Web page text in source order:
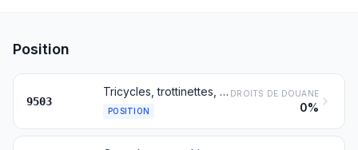
Position
9503
Tricycles, trottinettes, autos à pédales et jouets à roues similaires; landaus et poussettes pour poupées; poupées; autres jouets; modèles réduits et modèles similaires pour le divertissement, animés ou non; puzzles de tout genre
POSITION
DROITS DE DOUANE
0%